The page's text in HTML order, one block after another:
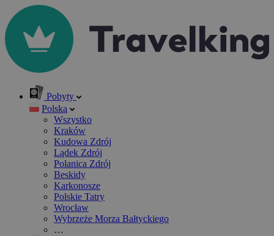
Pobyty
Polska
Wszystko
Kraków
Kudowa Zdrój
Lądek Zdrój
Polanica Zdrój
Beskidy
Karkonosze
Polskie Tatry
Wrocław
Wybrzeże Morza Bałtyckiego
…